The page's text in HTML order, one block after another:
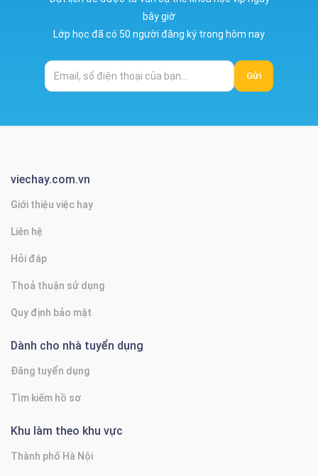
bây giờ
Lớp học đã có 50 người đăng ký trong hôm nay
Gửi
viechay.com.vn
Giới thiệu việc hay
Liên hệ
Hỏi đáp
Thoả thuận sử dụng
Quy định bảo mật
Dành cho nhà tuyển dụng
Đăng tuyển dụng
Tìm kiếm hồ sơ
Khu làm theo khu vực
Thành phố Hà Nội